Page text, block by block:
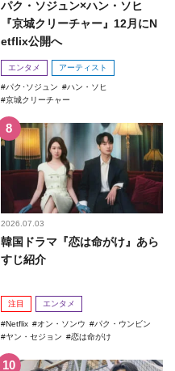
パク・ソジュン×ハン・ソヒ
『京城クリーチャー』12月にN
etflix公開へ
エンタメ アーティスト
パク･ソジュン
ハン・ソヒ
京城クリーチャー
2026.07.03
韓国ドラマ『恋は命がけ』あら
すじ紹介
注目 エンタメ
Netflix オン・ソンウ
パク・ウンビン
ヤン・セジョン
恋は命がけ